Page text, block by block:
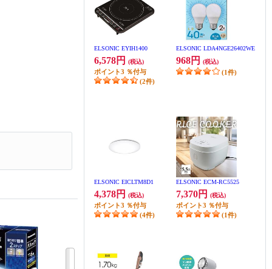
ELSONIC EYIH1400
6,578円 (税込)
ポイント3 ％付与
(2件)
ELSONIC LDA4NGE26402WE
968円 (税込)
(1件)
ELSONIC EICLTM8D1
4,378円 (税込)
ポイント3 ％付与
(4件)
ELSONIC ECM-RC5525
7,370円 (税込)
ポイント3 ％付与
(1件)